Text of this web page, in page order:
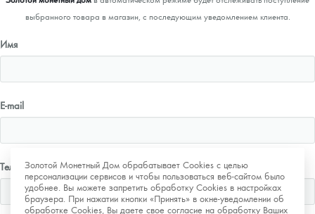
Золотой Монетный Дом обрабатывает Cookies с целью
персонализации сервисов и чтобы пользоваться веб-сайтом было
удобнее. Вы можете запретить обработку Cookies в настройках
браузера. При нажатии кнопки «Принять» в окне-уведомлении об
обработке Cookies, Вы даете свое согласие на обработку Ваших
выбранного товара в магазин, с последующим уведомлением клиента.
Имя
E-mail
Телефон